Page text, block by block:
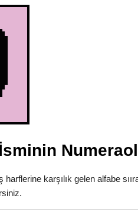
karşılık gelen alfabe